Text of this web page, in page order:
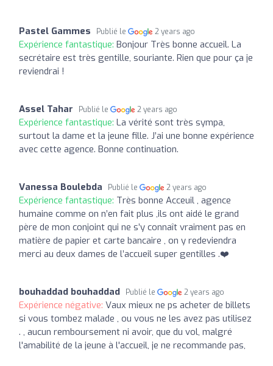
Pastel Gammes Publié le 2 years ago
Expérience fantastique: Bonjour Très bonne accueil. La
secrétaire est très gentille, souriante. Rien que pour ça je
reviendrai !
Assel Tahar Publié le 2 years ago
Expérience fantastique: La vérité sont très sympa,
surtout la dame et la jeune fille. J’ai une bonne expérience
avec cette agence. Bonne continuation.
Vanessa Boulebda Publié le 2 years ago
Expérience fantastique: Très bonne Acceuil , agence
humaine comme on n’en fait plus ,ils ont aidé le grand
père de mon conjoint qui ne s’y connaît vraiment pas en
matière de papier et carte bancaire , on y redeviendra
merci au deux dames de l’accueil super gentilles .❤️
bouhaddad bouhaddad Publié le 2 years ago
Expérience négative: Vaux mieux ne ps acheter de billets
si vous tombez malade , ou vous ne les avez pas utilisez
. , aucun remboursement ni avoir, que du vol, malgré
l'amabilité de la jeune à l'accueil, je ne recommande pas,